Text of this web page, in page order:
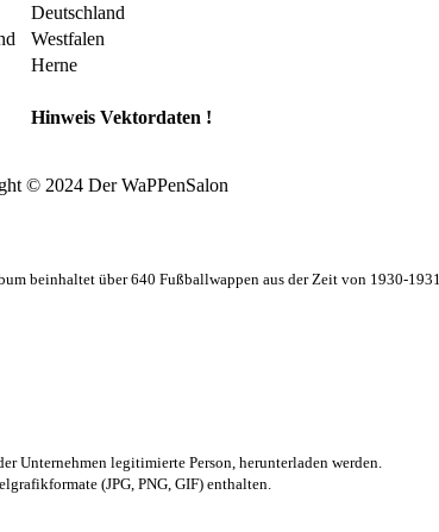
Deutschland
Westfalen
Herne
Hinweis Vektordaten !
© 2024 Der WaPPenSalon
beinhaltet über 640 Fußballwappen aus der Zeit von 1930-1931.
Unternehmen legitimierte Person, herunterladen werden.
(JPG, PNG, GIF) enthalten.